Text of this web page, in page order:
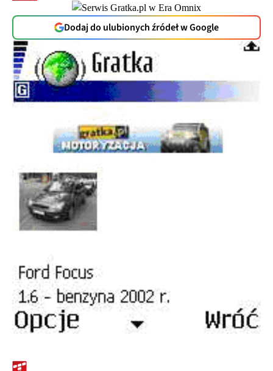
Dodaj do ulubionych źródeł w Google